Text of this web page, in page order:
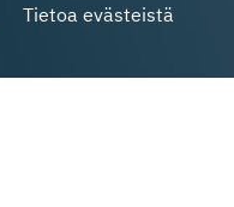
Tietoa evästeistä